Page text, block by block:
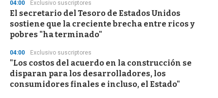
04:00 Exclusivo suscriptores
El secretario del Tesoro de Estados Unidos
sostiene que la creciente brecha entre ricos y
pobres "ha terminado"
04:00 Exclusivo suscriptores
"Los costos del acuerdo en la construcción se
disparan para los desarrolladores, los
consumidores finales e incluso, el Estado"